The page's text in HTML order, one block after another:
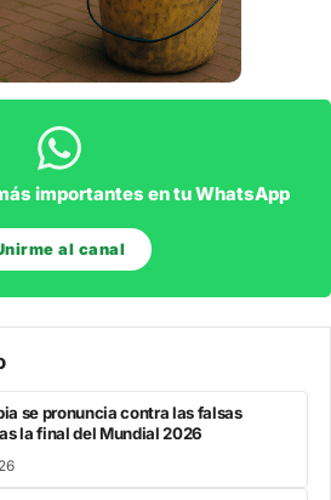
importantes en tu WhatsApp
al canal
se pronuncia contra las falsas
la final del Mundial 2026